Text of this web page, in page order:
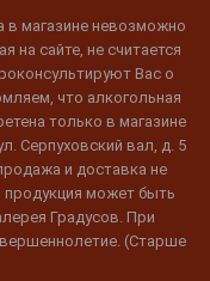
в магазине невозможно
на сайте, не считается
Вас о
что алкогольная
только в магазине
Серпуховский вал, д. 5
и доставка не
продукция может быть
Градусов. При
(Старше